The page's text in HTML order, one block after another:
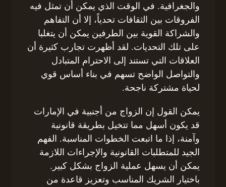
والجغرافية. في الوقت الذي يمكن أن تمثل فيه
الفروقات بين الثقافات تحدياً، إلا أن التفاهم
والشراكة القوية بين الطرفين يمكن أن يتغلبا
على تلك التحديات. لقد أظهرت تجارب كثيرة أن
العلاقات التي تستند إلى الاحترام المتبادل
والتواصل الواضح تسهم في بناء أساس قوي
لحياة مشتركة ناجحة.
يمكن القول إن الزواج من أجنبية في الإمارات
قد يكون أسهل مما تتخيل بطريقة قانونية
وآمنة، إذا ما اتبعت الخطوات المناسبة. الفهم
الجيد للمتطلبات القانونية والإجراءات اللازمة
يمكن أن يسهل عملية الزواج بشكل كبير.
باختيار الشريك المناسب وتعزيز قاعدة من